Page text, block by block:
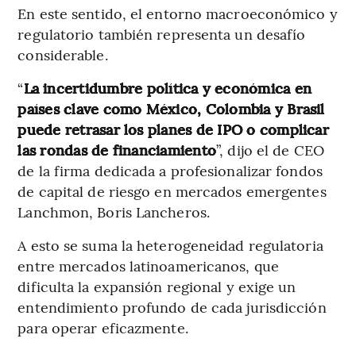
En este sentido, el entorno macroeconómico y
regulatorio también representa un desafío
considerable.
“La incertidumbre política y económica en
países clave como México, Colombia y Brasil
puede retrasar los planes de IPO o complicar
las rondas de financiamiento”, dijo el de CEO
de la firma dedicada a profesionalizar fondos
de capital de riesgo en mercados emergentes
Lanchmon, Boris Lancheros.
A esto se suma la heterogeneidad regulatoria
entre mercados latinoamericanos, que
dificulta la expansión regional y exige un
entendimiento profundo de cada jurisdicción
para operar eficazmente.